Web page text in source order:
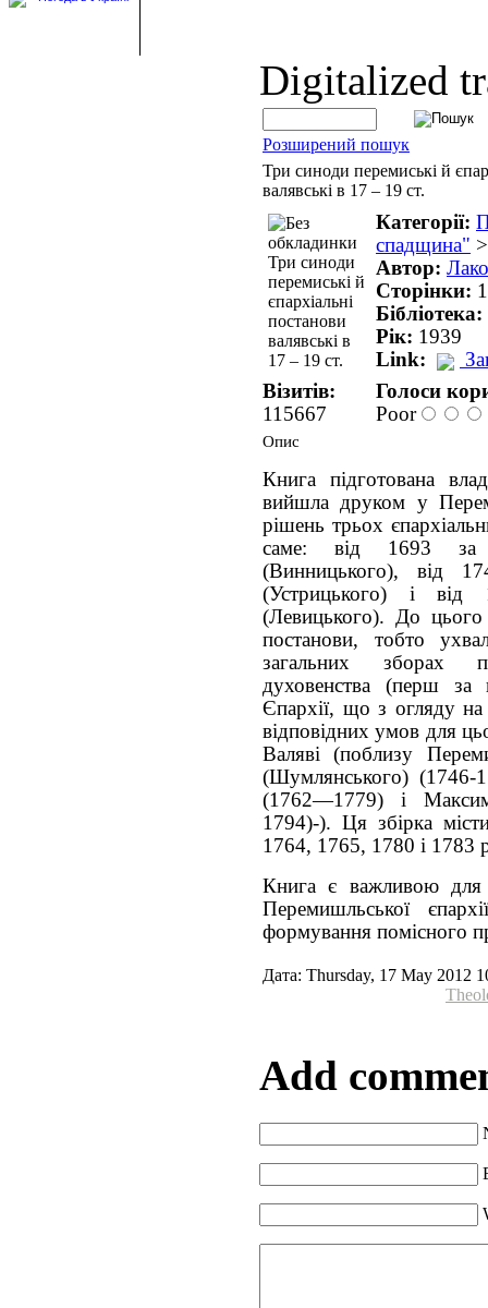
Digitalized
Розширений пошук
Три синоди перемиські й
валявські в 17 – 19 ст.
Категорії:
спадщина"
Автор:
Сторінки:
Бібліотека:
Рік: 1939
Link:
Візитів:
115667
Голоси
Poor
Опис
Книга підготована
вийшла друком у
рішень трьох
саме: від 1693 за
(Винницького), від
(Устрицького) і
(Левицького). До цього
постанови, тобто
загальних зборах
духовенства (перш за
Єпархії, що з огляду на
відповідних умов для
Валяві (поблизу
(Шумлянського) (1746-
(1762—1779) і
1794)-). Ця збірка
1764, 1765, 1780 і 1783
Книга є важливою для
Перемишльської
формування помісного
Дата: Thursday, 17 May 2012
Add